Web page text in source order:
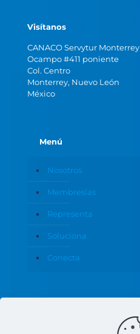
Visítanos
CANACO Servytur Monterrey
Ocampo #411 poniente
Col. Centro
Monterrey, Nuevo León
México
Menú
Nosotros
Membresías
Representa
Soluciona
Conecta